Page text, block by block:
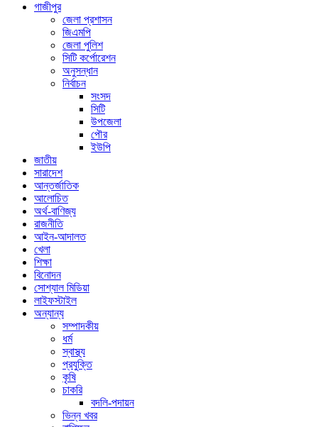
গাজীপুর
জেলা প্রশাসন
জিএমপি
জেলা পুলিশ
সিটি কর্পোরেশন
অনুসন্ধান
নির্বাচন
সংসদ
সিটি
উপজেলা
পৌর
ইউপি
জাতীয়
সারাদেশ
আন্তর্জাতিক
আলোচিত
অর্থ-বাণিজ্য
রাজনীতি
আইন-আদালত
খেলা
শিক্ষা
বিনোদন
সোশ্যাল মিডিয়া
লাইফস্টাইল
অন্যান্য
সম্পাদকীয়
ধর্ম
স্বাস্থ্য
প্রযুক্তি
কৃষি
চাকরি
বদলি-পদায়ন
ভিন্ন খবর